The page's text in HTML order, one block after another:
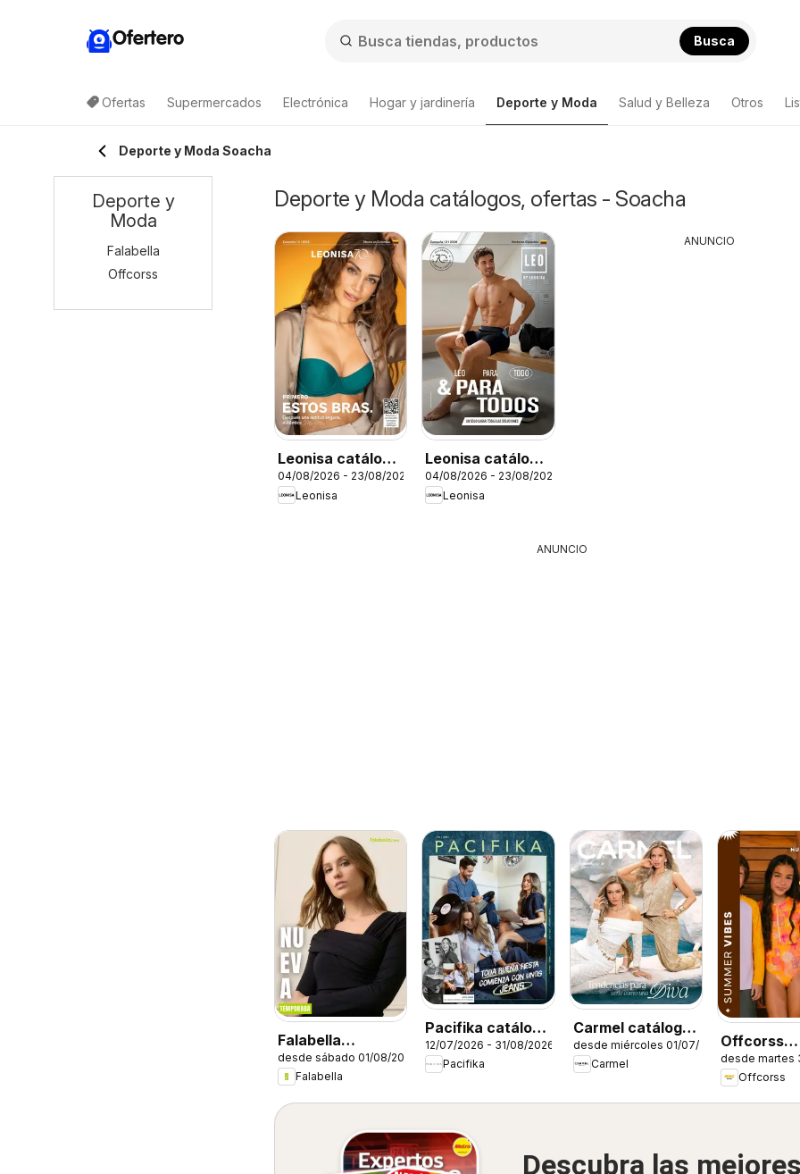
Ofertero Busca
Ofertas Supermercados Electrónica Hogar y jardinería Deporte y Moda Salud y Belleza Otros
Deporte y Moda Soacha
Deporte y Moda catálogos, ofertas - Soacha
Leonisa catálogo
campaña 12 70
anos
04/08/2026 - 23/08/2026
Leonisa
Leonisa catálogo
Campaña 12
04/08/2026 - 23/08/2026
Leonisa
ANUNCIO
ANUNCIO
Falabella
catálogo
desde sábado 01/08/2026
Falabella
Pacifika catálogo
C12/2026
12/07/2026 - 31/08/2026
Pacifika
Carmel catálogo
C12/2026
desde miércoles 01/07/2026
Carmel
Offcorss
catálogo
desde martes
Offcorss
Descubra las mejores
Deporte y
Moda
Falabella
Offcorss